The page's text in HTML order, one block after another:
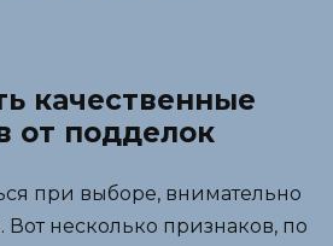
качественные
от подделок
при выборе, внимательно
Вот несколько признаков, по